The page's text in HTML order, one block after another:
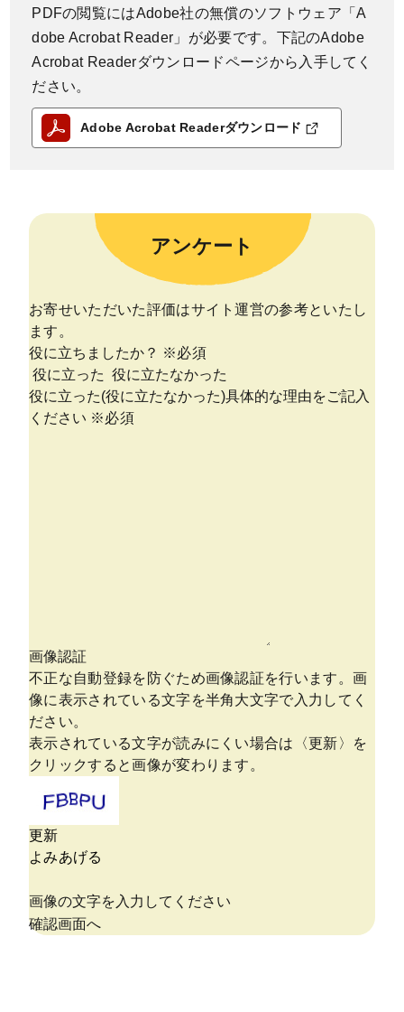
PDFの閲覧にはAdobe社の無償のソフトウェア「A
dobe Acrobat Reader」が必要です。下記のAdobe
Acrobat Readerダウンロードページから入手してく
ださい。
Adobe Acrobat Readerダウンロード
アンケート